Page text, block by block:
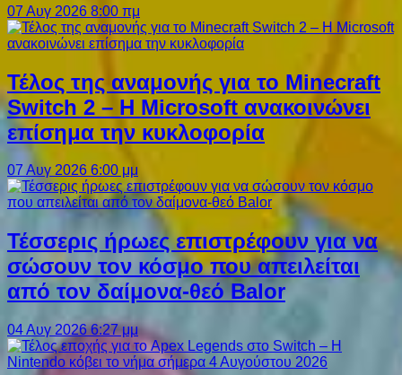
07 Αυγ 2026 8:00 πμ
Τέλος της αναμονής για το Minecraft
Switch 2 – Η Microsoft ανακοινώνει
επίσημα την κυκλοφορία
07 Αυγ 2026 6:00 μμ
Τέσσερις ήρωες επιστρέφουν για να
σώσουν τον κόσμο που απειλείται
από τον δαίμονα-θεό Balor
04 Αυγ 2026 6:27 μμ